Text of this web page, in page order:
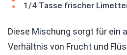
1/4 Tasse frischer
Diese Mischung sorgt für ein
Verhältnis von Frucht und